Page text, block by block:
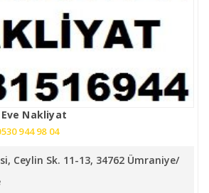
Eve Nakliyat
944 98 04
Ceylin Sk. 11-13, 34762 Ümraniye/